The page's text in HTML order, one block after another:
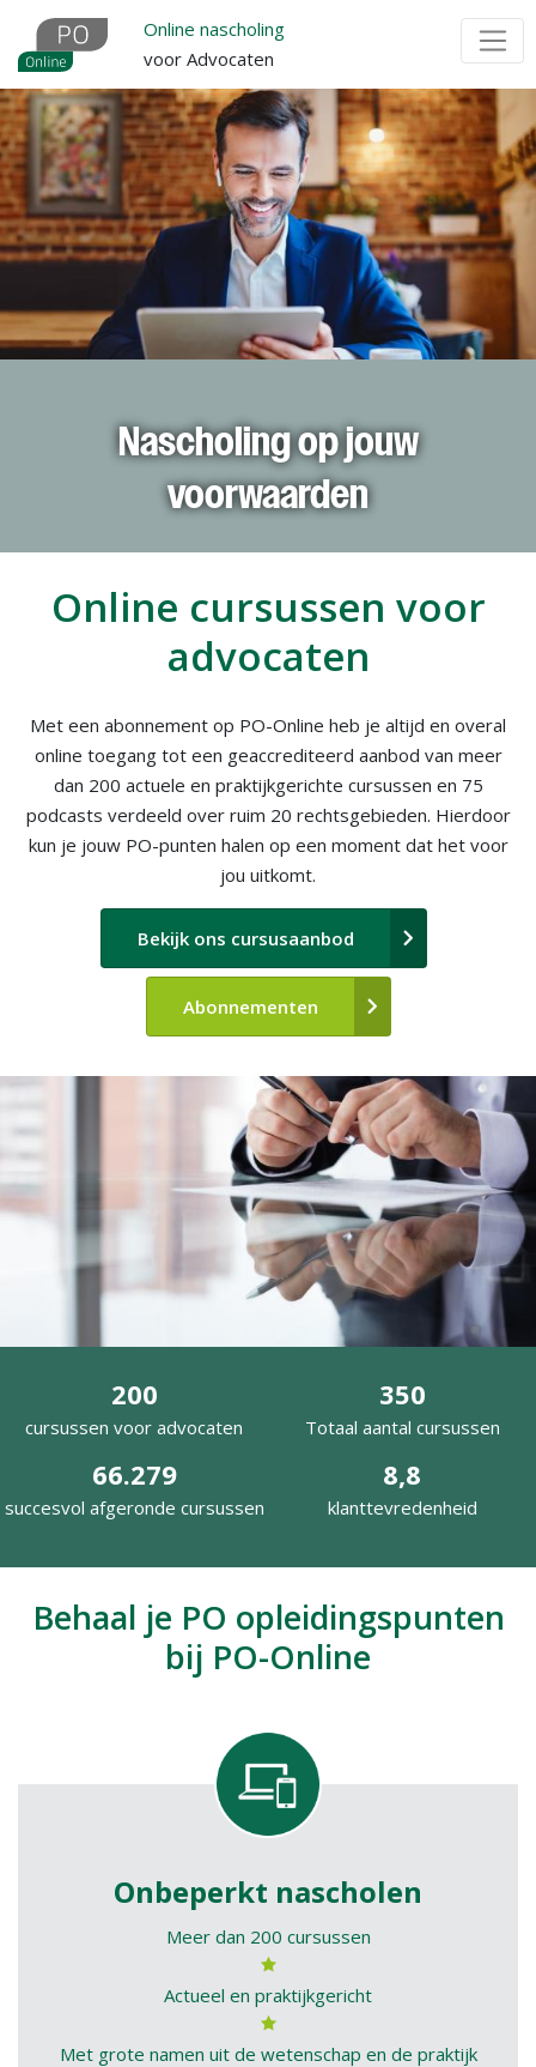
Overslaan
naar
de
inhoud
gaan
Online nascholing
voor Advocaten
Nascholing op jouw
voorwaarden
Online cursussen voor
advocaten
Met een abonnement op PO-Online heb je altijd en overal
online toegang tot een geaccrediteerd aanbod van meer
dan 200 actuele en praktijkgerichte cursussen en 75
podcasts verdeeld over ruim 20 rechtsgebieden. Hierdoor
kun je jouw PO-punten halen op een moment dat het voor
jou uitkomt.
Bekijk ons cursusaanbod
Abonnementen
200
cursussen voor advocaten
350
Totaal aantal cursussen
66.279
succesvol afgeronde cursussen
8,8
klanttevredenheid
Behaal je PO opleidingspunten
bij PO-Online
Onbeperkt nascholen
Meer dan 200 cursussen
Actueel en praktijkgericht
Met grote namen uit de wetenschap en de praktijk